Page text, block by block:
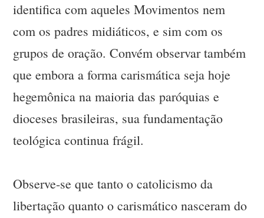
identifica com aqueles Movimentos nem
com os padres midiáticos, e sim com os
grupos de oração. Convém observar também
que embora a forma carismática seja hoje
hegemônica na maioria das paróquias e
dioceses brasileiras, sua fundamentação
teológica continua frágil.
Observe-se que tanto o catolicismo da
libertação quanto o carismático nasceram do